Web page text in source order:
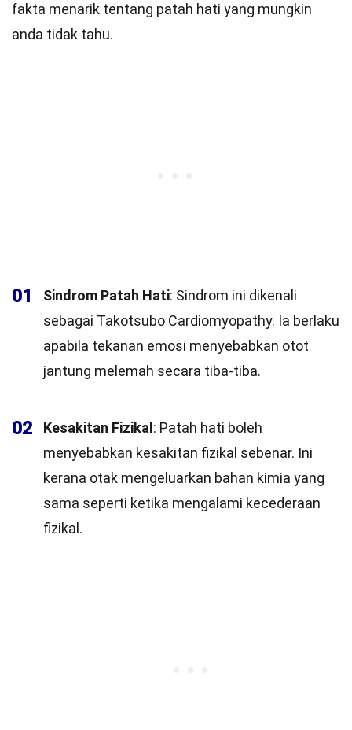
fakta menarik tentang patah hati yang mungkin
anda tidak tahu.
01 Sindrom Patah Hati: Sindrom ini dikenali
sebagai Takotsubo Cardiomyopathy. Ia berlaku
apabila tekanan emosi menyebabkan otot
jantung melemah secara tiba-tiba.
02 Kesakitan Fizikal : Patah hati boleh
menyebabkan kesakitan fizikal sebenar. Ini
kerana otak mengeluarkan bahan kimia yang
sama seperti ketika mengalami kecederaan
fizikal.